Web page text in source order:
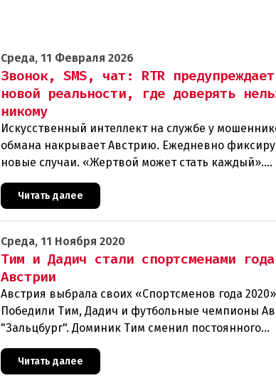
Среда, 11 Февраля 2026
Звонок, SMS, чат: RTR
новой реальности, где доверять
никому
Искусственный интеллект на службе у
обмана накрывает Австрию. Ежедневно
новые случаи. «Жертвой может стать каждый».
Мошеннические схемы в интернете с
искусЧитать далее
Среда, 11 Ноября 2020
Тим и Дадич стали спортсменами
Австрии
Австрия выбрала своих «Спортсменов года
Победили Тим, Дадич и футбольные чемпионы
"Зальцбург". Доминик Тим сменил постоянного
победителя Марселя Хиршера в ранге
На выбо
Читать далее